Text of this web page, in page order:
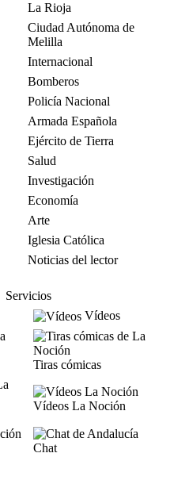
La Rioja
Ciudad Autónoma de
Melilla
Internacional
Bomberos
Policía Nacional
Armada Española
Ejército de Tierra
Salud
Investigación
Economía
Arte
Iglesia Católica
Noticias del lector
Servicios
Vídeos
Tiras cómicas
Vídeos La Noción
Chat